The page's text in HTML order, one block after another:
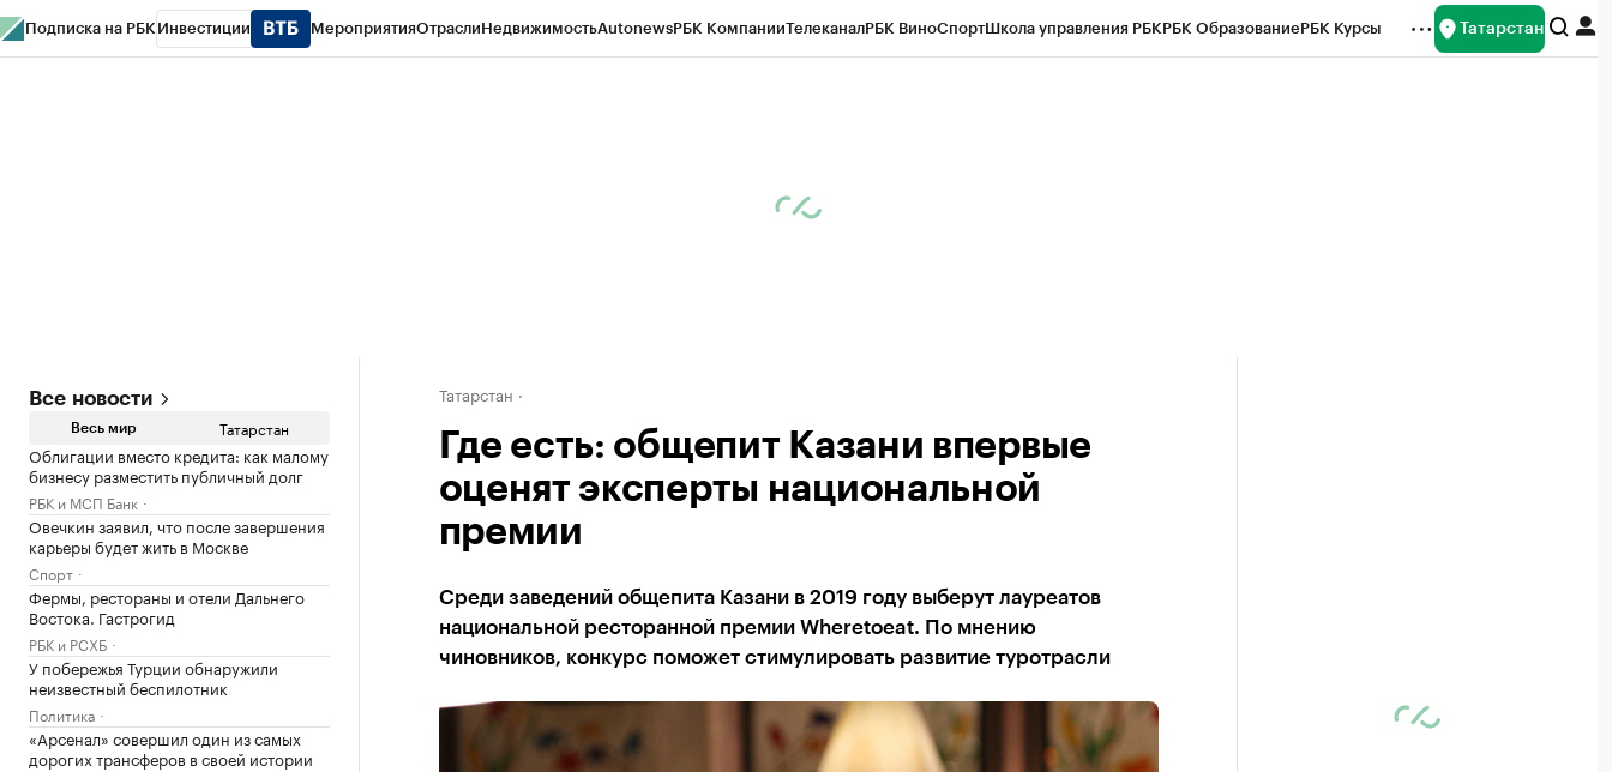
Подписка на РБК Инвестиции МероприятияОтраслиНедвижимостьAutonewsРБК КомпанииТелеканалРБК ВиноСпортШкола управления РБКРБК ОбразованиеРБК Курсы Татарстан
Все новости
Весь мир Татарстан
Облигации вместо кредита: как малому
бизнесу разместить публичный долг
РБК и МСП Банк
Овечкин заявил, что после завершения
карьеры будет жить в Москве
Спорт
Фермы, рестораны и отели Дальнего
Востока. Гастрогид
РБК и РСХБ
У побережья Турции обнаружили
неизвестный беспилотник
Политика
«Арсенал» совершил один из самых
дорогих трансферов в своей истории
Татарстан
Где есть: общепит Казани впервые
оценят эксперты национальной
премии
Среди заведений общепита Казани в 2019 году выберут лауреатов
национальной ресторанной премии Wheretoeat. По мнению
чиновников, конкурс поможет стимулировать развитие туротрасли